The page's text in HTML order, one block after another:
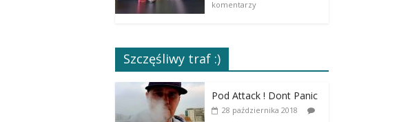
komentarzy
Szczęśliwy traf :)
Pod Attack ! Dont Panic
28 października 2018